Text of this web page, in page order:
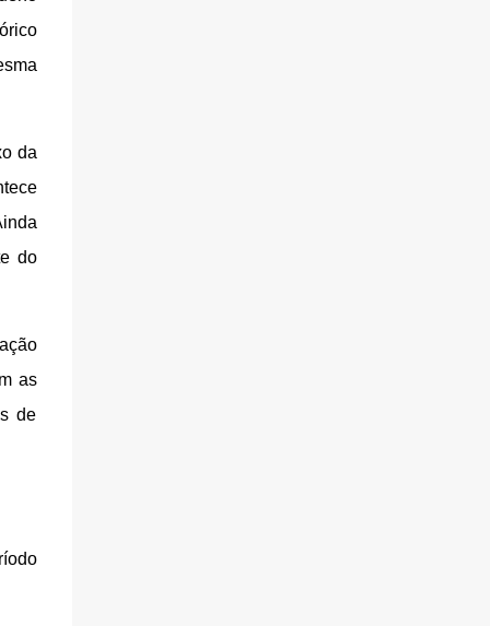
da
do
as
de